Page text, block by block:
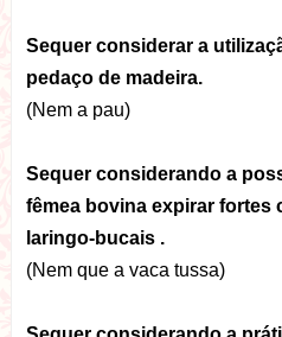
Sequer considerar a
pedaço de madeira.
(Nem a pau)
Sequer considerando a
fêmea bovina expirar fortes
laringo-bucais .
(Nem que a vaca tussa)